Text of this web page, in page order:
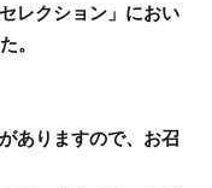
レクション」におい
。
ありますので、お召